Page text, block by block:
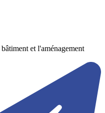
et l'aménagement